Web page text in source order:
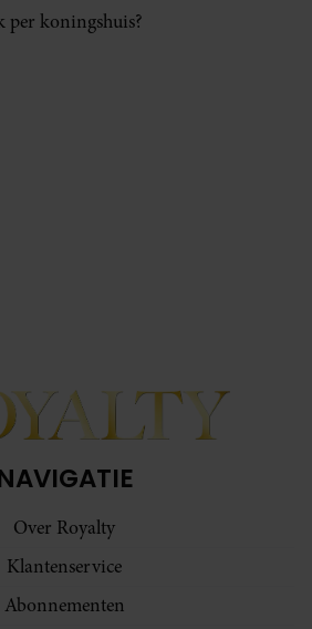
per koningshuis?
Over Royalty
Klantenservice
Abonnementen